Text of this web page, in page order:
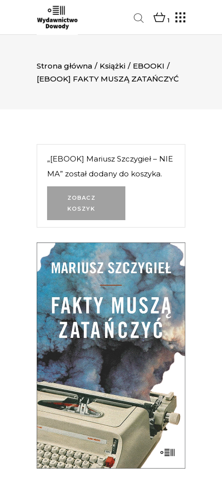
1
Strona główna / Książki / EBOOKI /
[EBOOK] FAKTY MUSZĄ ZATAŃCZYĆ
ZOBACZ
KOSZYK
„[EBOOK] Mariusz Szczygieł – NIE
MA” został dodany do koszyka.